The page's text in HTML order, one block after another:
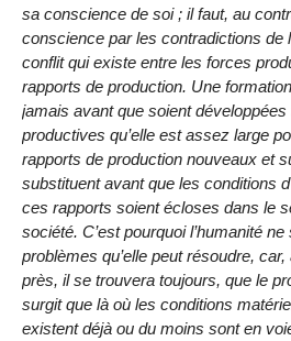
sa conscience de soi ; il faut, au
conscience par les contradictions de
conflit qui existe entre les forces
rapports de production. Une
jamais avant que soient
productives qu’elle est assez large
rapports de production nouveaux et
substituent avant que les conditions
ces rapports soient écloses dans le
société. C’est pourquoi l’humanité
problèmes qu’elle peut résoudre,
près, il se trouvera toujours, que le
surgit que là où les conditions
existent déjà ou du moins sont en